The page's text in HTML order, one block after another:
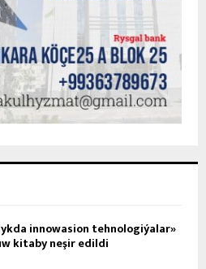
innowasion tehnologiýalar»
kitaby neşir edildi